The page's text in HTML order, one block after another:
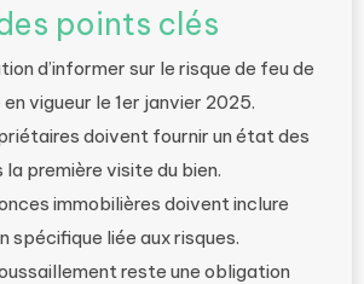
points clés
d’informer sur le risque de feu de
vigueur le 1er janvier 2025.
doivent fournir un état des
la première visite du bien.
immobilières doivent inclure
spécifique liée aux risques.
reste une obligation